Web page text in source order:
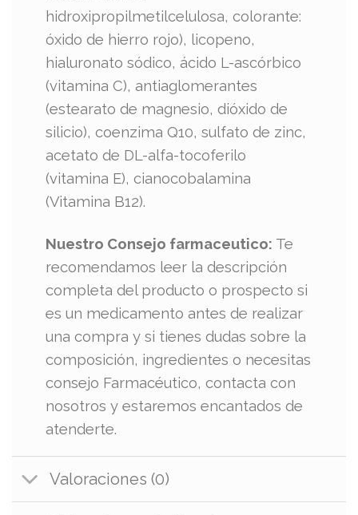
hidroxipropilmetilcelulosa, colorante:
óxido de hierro rojo), licopeno,
hialuronato sódico, ácido L-ascórbico
(vitamina C), antiaglomerantes
(estearato de magnesio, dióxido de
silicio), coenzima Q10, sulfato de zinc,
acetato de DL-alfa-tocoferilo
(vitamina E), cianocobalamina
(Vitamina B12).
Nuestro Consejo farmaceutico: Te
recomendamos leer la descripción
completa del producto o prospecto si
es un medicamento antes de realizar
una compra y si tienes dudas sobre la
composición, ingredientes o necesitas
consejo Farmacéutico, contacta con
nosotros y estaremos encantados de
atenderte.
Valoraciones (0)